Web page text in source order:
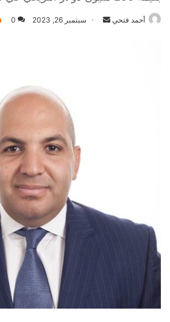
أحمد فتحي
أرسل سبتمبر 26, 2023 0